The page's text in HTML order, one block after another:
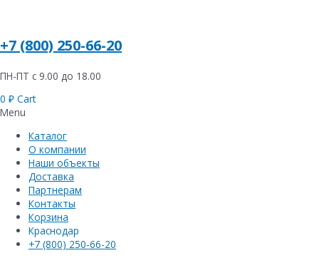
+7 (800) 250-66-20
ПН-ПТ с 9.00 до 18.00
0 ₽ Cart
Menu
Каталог
О компании
Наши объекты
Доставка
Партнерам
Контакты
Корзина
Краснодар
+7 (800) 250-66-20